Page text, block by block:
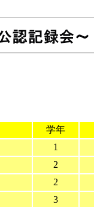
学年
1
2
2
3